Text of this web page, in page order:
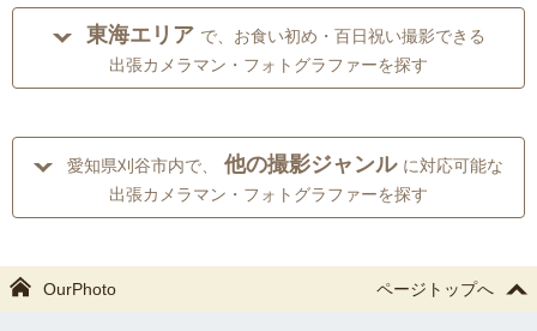
東海エリア で、お食い初め・百日祝い撮影できる
出張カメラマン・フォトグラファーを探す
愛知県刈谷市内で、 他の撮影ジャンル に対応可能な
出張カメラマン・フォトグラファーを探す
OurPhoto ページトップへ